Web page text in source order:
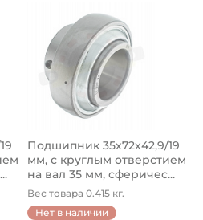
Подшипник 35х72х42,9/19
мм, с круглым отверстием
на вал 35 мм, сферичес...
Вес товара 0.415 кг.
Нет в наличии